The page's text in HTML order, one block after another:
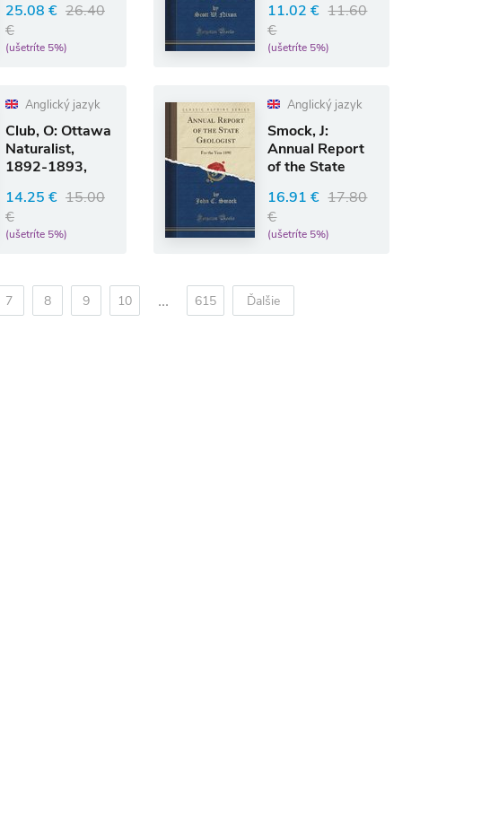
Societ
25.08 € 26.40
€
(ušetríte 5%)
11.02 € 11.60
€
(ušetríte 5%)
Anglický jazyk
Club, O: Ottawa
Naturalist,
1892-1893,
14.25 € 15.00
€
(ušetríte 5%)
Anglický jazyk
Smock, J:
Annual Report
of the State
16.91 € 17.80
€
(ušetríte 5%)
7 8 9 10 ... 615 Ďalšie